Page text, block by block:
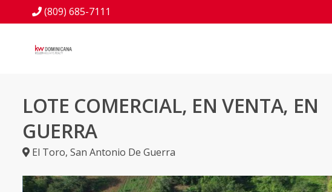
(809) 685-7111
LOTE COMERCIAL, EN VENTA, EN
GUERRA
El Toro, San Antonio De Guerra